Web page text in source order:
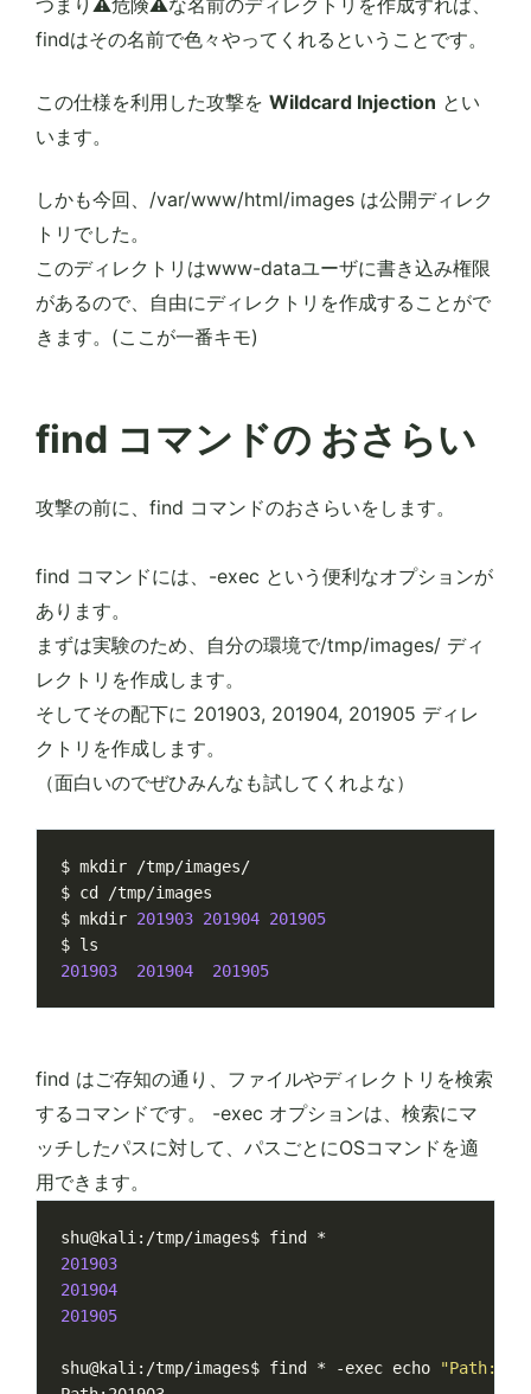
findはその名前で色々やってくれるということです。
この仕様を利用した攻撃を Wildcard Injection とい
います。
しかも今回、/var/www/html/images は公開ディレク
トリでした。
このディレクトリはwww-dataユーザに書き込み権限
があるので、自由にディレクトリを作成することがで
きます。(ここが一番キモ)
find コマンドの おさらい
攻撃の前に、find コマンドのおさらいをします。
find コマンドには、-exec という便利なオプションが
あります。
まずは実験のため、自分の環境で/tmp/images/ ディ
レクトリを作成します。
そしてその配下に 201903, 201904, 201905 ディレ
クトリを作成します。
（面白いのでぜひみんなも試してくれよな）
$ cd
$ mkdir 201903 201904 201905
201903
201904 201905
find はご存知の通り、ファイルやディレクトリを検索
するコマンドです。 -exec オプションは、検索にマ
ッチしたパスに対して、パスごとにOSコマンドを適
用できます。
201903
201904
201905
shu@kali:/tmp/images$ find * -exec echo
"Path:{}"